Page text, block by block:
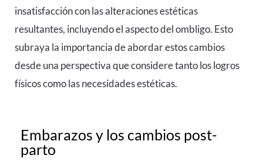
insatisfacción con las alteraciones estéticas
resultantes, incluyendo el aspecto del ombligo. Esto
subraya la importancia de abordar estos cambios
desde una perspectiva que considere tanto los logros
físicos como las necesidades estéticas.
Embarazos y los cambios post-
parto